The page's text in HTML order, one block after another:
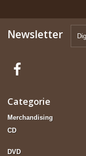
Newsletter
Categorie
Merchandising
CD
DVD